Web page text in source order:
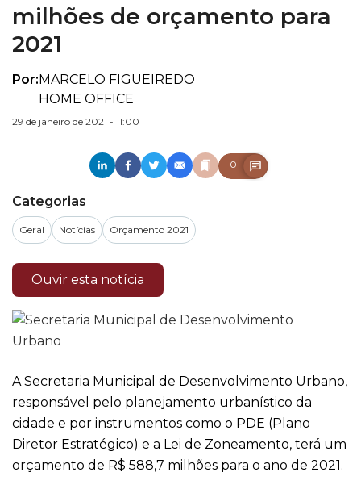
milhões de orçamento para
2021
Por:MARCELO FIGUEIREDO
HOME OFFICE
29 de janeiro de 2021 - 11:00
0
Categorias
Geral Notícias Orçamento 2021
Ouvir esta notícia
A Secretaria Municipal de Desenvolvimento Urbano,
responsável pelo planejamento urbanístico da
cidade e por instrumentos como o PDE (Plano
Diretor Estratégico) e a Lei de Zoneamento, terá um
orçamento de R$ 588,7 milhões para o ano de 2021.